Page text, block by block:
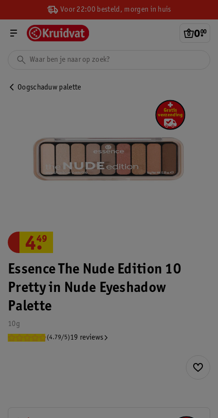
Voor 22:00 besteld, morgen in huis
0.
00
Oogschaduw palette
Essence The Nude Edition 10
Pretty in Nude Eyeshadow
Palette
10g
(4.79/5)19 reviews
4.
49